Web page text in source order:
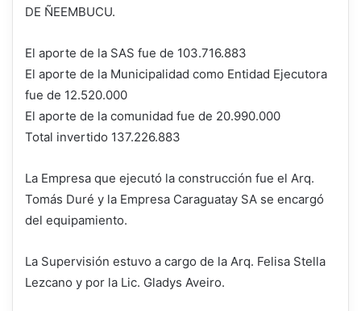
DE ÑEEMBUCU.
El aporte de la SAS fue de 103.716.883
El aporte de la Municipalidad como Entidad Ejecutora
fue de 12.520.000
El aporte de la comunidad fue de 20.990.000
Total invertido 137.226.883
La Empresa que ejecutó la construcción fue el Arq.
Tomás Duré y la Empresa Caraguatay SA se encargó
del equipamiento.
La Supervisión estuvo a cargo de la Arq. Felisa Stella
Lezcano y por la Lic. Gladys Aveiro.